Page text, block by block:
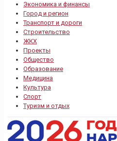
Экономика и финансы
Город и регион
Транспорт и дороги
Строительство
ЖКХ
Проекты
Общество
Образование
Медицина
Культура
Спорт
Туризм и отдых